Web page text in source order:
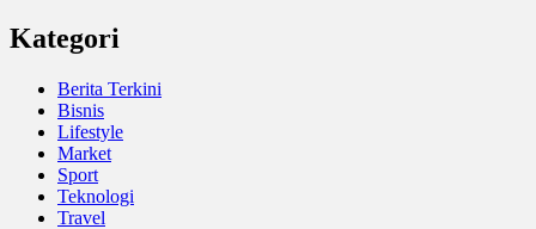
Kategori
Berita Terkini
Bisnis
Lifestyle
Market
Sport
Teknologi
Travel